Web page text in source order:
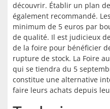
découvrir. Établir un plan
également recommandé.
minimum de 5 euros par
de qualité. Il est judicieux
de la foire pour bénéficier
rupture de stock. La Foire
qui se tiendra du 5
constitue une alternative
faire leurs achats depuis